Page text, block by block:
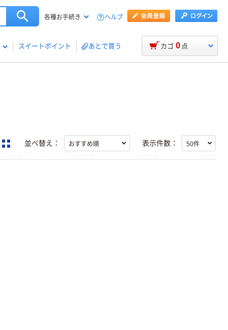
各種お手続き ヘルプ
スイートポイント あとで買う カゴ 0 点
並べ替え： 表示件数：